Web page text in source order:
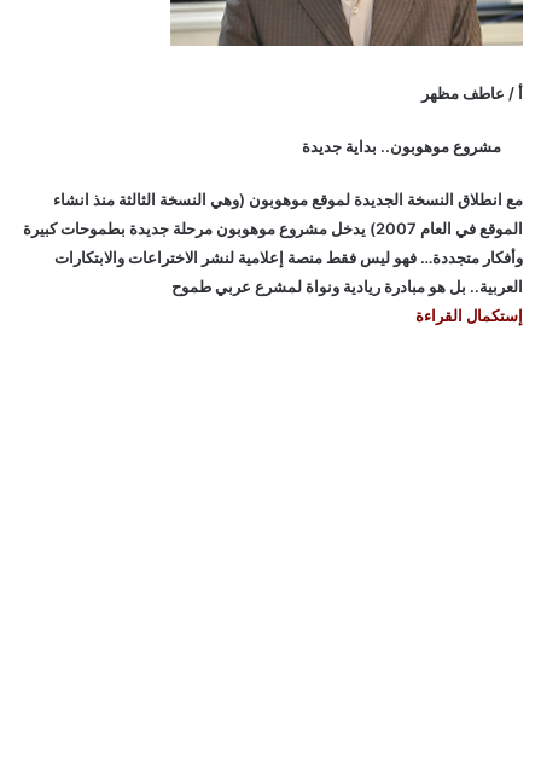
أ / عاطف مظهر
مشروع موهوبون.. بداية جديدة
مع انطلاق النسخة الجديدة لموقع موهوبون (وهي النسخة الثالثة منذ انشاء
الموقع في العام 2007) يدخل مشروع موهوبون مرحلة جديدة بطموحات كبيرة
وأفكار متجددة… فهو ليس فقط منصة إعلامية لنشر الاختراعات والابتكارات
العربية.. بل هو مبادرة ريادية ونواة لمشرع عربي طموح
إستكمال القراءة